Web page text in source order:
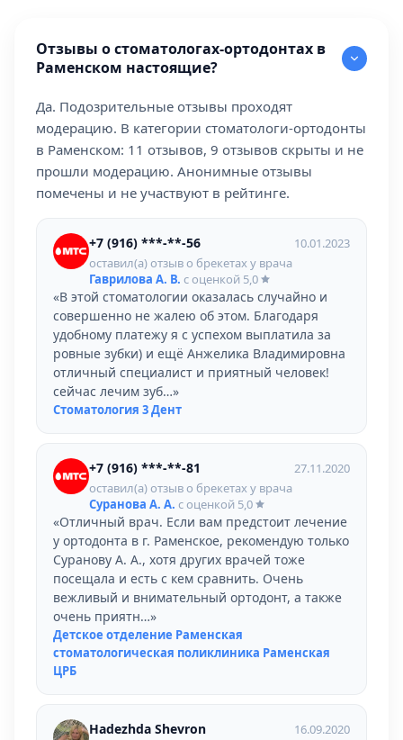
Отзывы о стоматологах-ортодонтах в
Раменском настоящие?
Да. Подозрительные отзывы проходят
модерацию. В категории стоматологи-ортодонты
в Раменском: 11 отзывов, 9 отзывов скрыты и не
прошли модерацию. Анонимные отзывы
помечены и не участвуют в рейтинге.
+7 (916) ***-**-56
10.01.2023
оставил(а) отзыв о брекетах у врача
Гаврилова А. В. с оценкой 5,0
«В этой стоматологии оказалась случайно и
совершенно не жалею об этом. Благодаря
удобному платежу я с успехом выплатила за
ровные зубки) и ещё Анжелика Владимировна
отличный специалист и приятный человек!
сейчас лечим зуб…»
Стоматология 3 Дент
+7 (916) ***-**-81
27.11.2020
оставил(а) отзыв о брекетах у врача
Суранова А. А. с оценкой 5,0
«Отличный врач. Если вам предстоит лечение
у ортодонта в г. Раменское, рекомендую только
Суранову А. А., хотя других врачей тоже
посещала и есть с кем сравнить. Очень
вежливый и внимательный ортодонт, а также
очень приятн…»
Детское отделение Раменская
стоматологическая поликлиника Раменская
ЦРБ
Hadezhda Shevron
16.09.2020